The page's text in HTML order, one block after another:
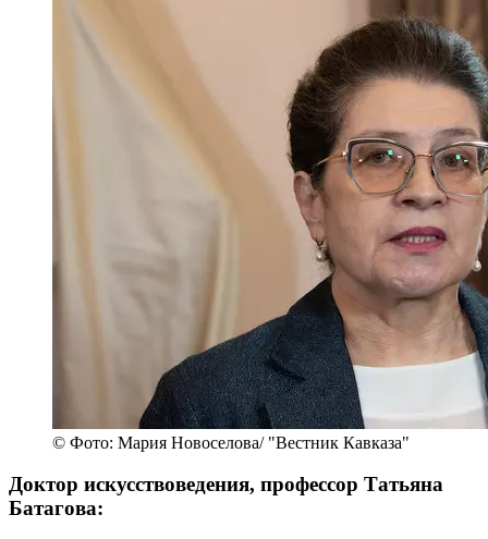
© Фото: Мария Новоселова/ "Вестник Кавказа"
Доктор искусствоведения, профессор Татьяна
Батагова: